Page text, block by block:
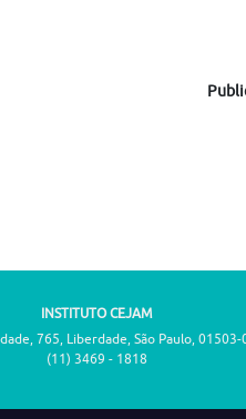
INSTITUTO CEJAM
765, Liberdade, São Paulo, 01503-
(11) 3469 - 1818